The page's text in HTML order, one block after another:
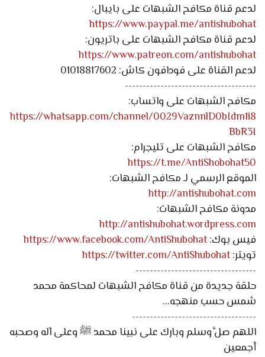
لدعم قناة مكافح الشبهات على بايبال:
https://www.paypal.me/antishubohat
لدعم قناة مكافح الشبهات على باتريون:
https://www.patreon.com/antishubohat
لدعم القناة على فودافون كاش: 01018817602
-------------------------------------
مكافح الشبهات على واتساب:
https://whatsapp.com/channel/0029VaznnlD0bIdm1i8
BbR3I
مكافح الشبهات على تليجرام:
https://t.me/AntiShobohat50
الموقع الرسمي لـ مكافح الشبهات:
http://antishubohat.com
مدونة مكافح الشبهات:
http://antishubohat.wordpress.com
فيس بوك:https://www.facebook.com/AntiShubohat
تويتر:https://twitter.com/AntiShubohat
----------------------------------
حلقة جديدة من قناة مكافح الشبهات لمحاكمة محمد
شمس حسب منهجه...
-----------------------------------
اللهم صلَّ وسلم وبارك على نبينا محمد ﷺ وعلى آله وصحبه
أجمعين